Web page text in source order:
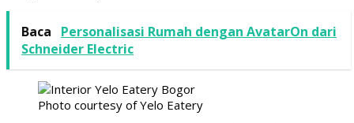
Baca
Personalisasi Rumah dengan AvatarOn dari
Schneider Electric
Photo courtesy of Yelo Eatery